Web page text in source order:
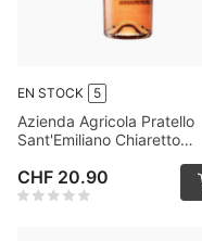
EN STOCK 5
Azienda Agricola Pratello
Sant'Emiliano Chiaretto
CHF 20.90